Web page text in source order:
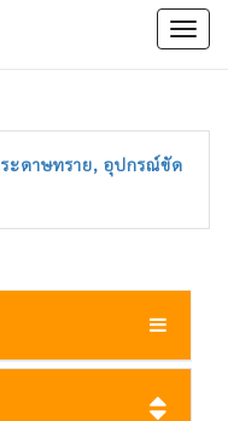
ะดาษทราย, อุปกรณ์ขัด